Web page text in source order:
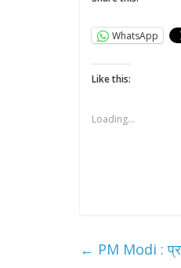
WhatsApp
Like this:
Loading...
← PM Modi :